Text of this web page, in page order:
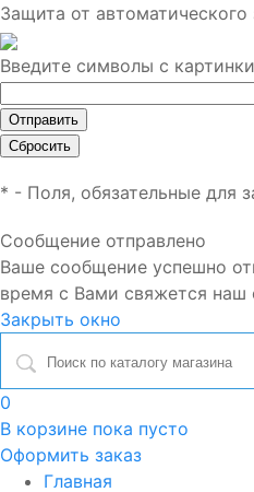
Защита от автоматического
Введите символы с картинки
* - Поля, обязательные для
Сообщение отправлено
Ваше сообщение успешно
время с Вами свяжется наш
Закрыть окно
0
В корзине пока пусто
Оформить заказ
Главная